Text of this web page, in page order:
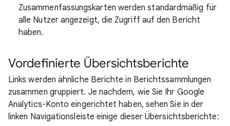
Zusammenfassungskarten werden standardmäßig für
alle Nutzer angezeigt, die Zugriff auf den Bericht
haben.
Vordefinierte Übersichtsberichte
Links werden ähnliche Berichte in Berichtssammlungen
zusammen gruppiert. Je nachdem, wie Sie Ihr Google
Analytics-Konto eingerichtet haben, sehen Sie in der
linken Navigationsleiste einige dieser Übersichtsberichte: